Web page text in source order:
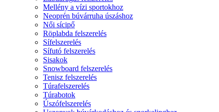
Mellény a vízi sportokhoz
Neoprén búvárruha úszáshoz
Női sícipő
Röplabda felszerelés
Sífelszerelés
Sífutó felszerelés
Sisakok
Snowboard felszerelés
Tenisz felszerelés
Túrafelszerelés
Túrabotok
Úszófelszerelés